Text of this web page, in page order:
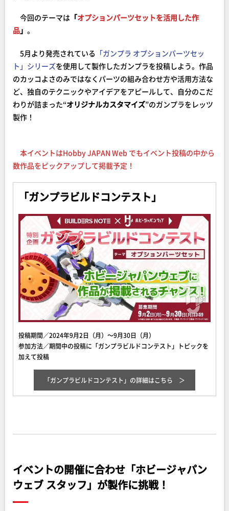
今回のテーマは 「オプションパーツセットを活用した作
品」 。
5月より発売されている 「ガンプラ オプションパーツセッ
ト」シリーズを使用して製作したガンプラを投稿しよう。作品
のカッコよさのみではなくパーツの組み合わせ方や活用方法な
ど、独自のテクニックやアイデアをアピールして、自分のこだ
わりが詰まった“オリジナルカスタマイズ”のガンプラをレッツ
製作！
本イベントはHobby JAPAN Web でもイベント投稿の中から
数作品をピックアップして掲載予定！
「ガンプラビルドコンテスト」
投稿期間／2024年9月2日（月）～9月30日（月）
参加方法／期間中の投稿に「ガンプラビルドコンテスト」トピックを
加えて投稿
「ガンプラビルドコンテスト」 の詳細はこちら
イベントの開催に合わせ「ホビージャパン
ウェブ スタッフ」が製作に挑戦！